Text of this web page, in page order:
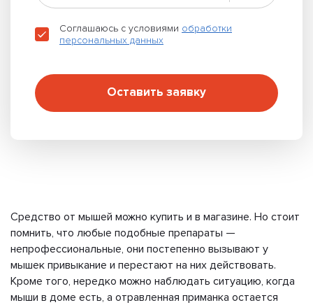
Соглашаюсь с условиями обработки
персональных данных
Оставить заявку
Средство от мышей можно купить и в магазине. Но стоит
помнить, что любые подобные препараты —
непрофессиональные, они постепенно вызывают у
мышек привыкание и перестают на них действовать.
Кроме того, нередко можно наблюдать ситуацию, когда
мыши в доме есть, а отравленная приманка остается